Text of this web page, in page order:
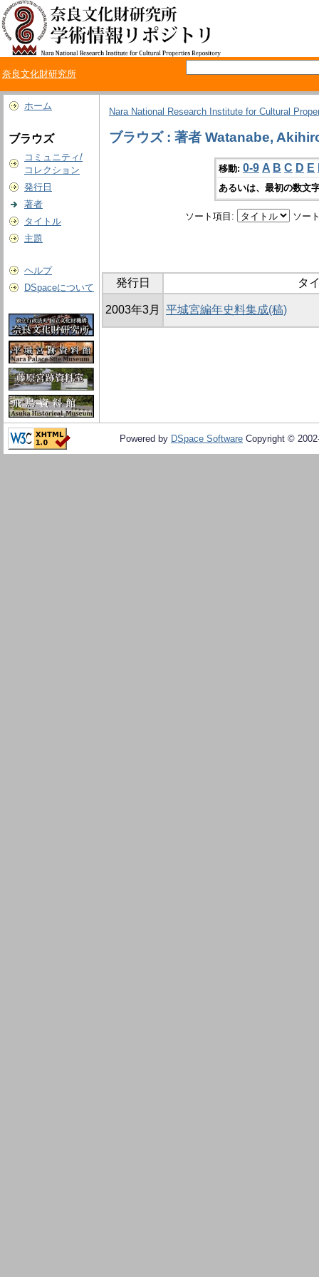
奈良文化財研究所
ホーム
ブラウズ
コミュニティ/
コレクション
発行日
著者
タイトル
主題
ヘルプ
DSpaceについて
Nara National Research Institute for Cultural
ブラウズ : 著者 Watanabe,
移動: 0-9 A B C D E
あるいは、最初の数文
ソート項目: ソー
発行日 タ
2003年3月 平城宮編年史料集成(稿)
Powered by DSpace Software Copyright ©